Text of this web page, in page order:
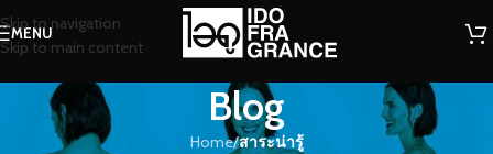
Skip to navigation
Skip to main content
MENU
Blog
Home/สาระน่ารู้